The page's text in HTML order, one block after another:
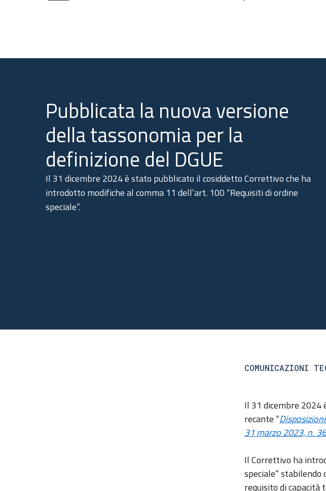
Pubblicata la nuova versione
della tassonomia per la
definizione del DGUE
Il 31 dicembre 2024 è stato pubblicato il cosiddetto Correttivo che ha
introdotto modifiche al comma 11 dell’art. 100 “Requisiti di ordine
speciale”.
COMUNICAZIONI
Il 31 dicembre 2024
recante “
31 marzo 2023, n.
Il Correttivo ha
speciale”
requisito di capacità